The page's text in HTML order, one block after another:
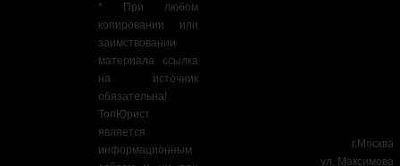
* При любом
копировании или
заимствовании
материала ссылка
на источник
обязательна!
ТопЮрист
является
информационным
г.Москва
ул. Максимова